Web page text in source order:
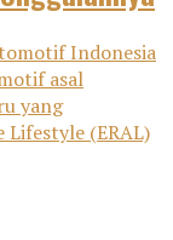
Indonesia
asal
yang
Lifestyle (ERAL)